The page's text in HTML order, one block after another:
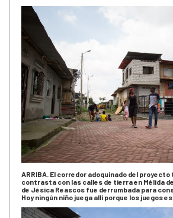
ARRIBA. El corredor adoquinado del proyecto
contrasta con las calles de tierra en Mélida
de Jésica Reascos fue derrumbada para
Hoy ningún niño juega allí porque los juegos